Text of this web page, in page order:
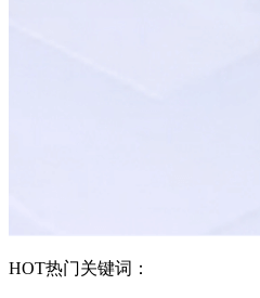
HOT热门关键词：